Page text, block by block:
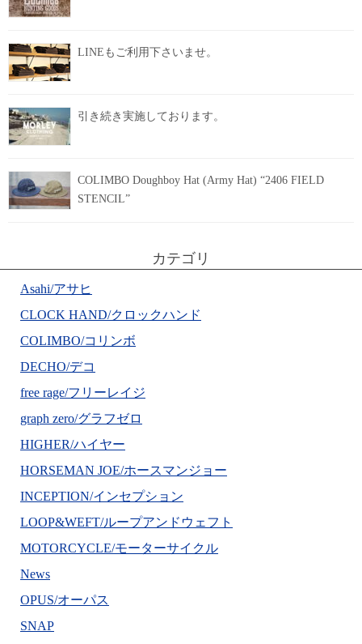
LINEもご利用下さいませ。
引き続き実施しております。
COLIMBO Doughboy Hat (Army Hat) “2406 FIELD
STENCIL”
カテゴリ
Asahi/アサヒ
CLOCK HAND/クロックハンド
COLIMBO/コリンボ
DECHO/デコ
free rage/フリーレイジ
graph zero/グラフゼロ
HIGHER/ハイヤー
HORSEMAN JOE/ホースマンジョー
INCEPTION/インセプション
LOOP&WEFT/ループアンドウェフト
MOTORCYCLE/モーターサイクル
News
OPUS/オーパス
SNAP